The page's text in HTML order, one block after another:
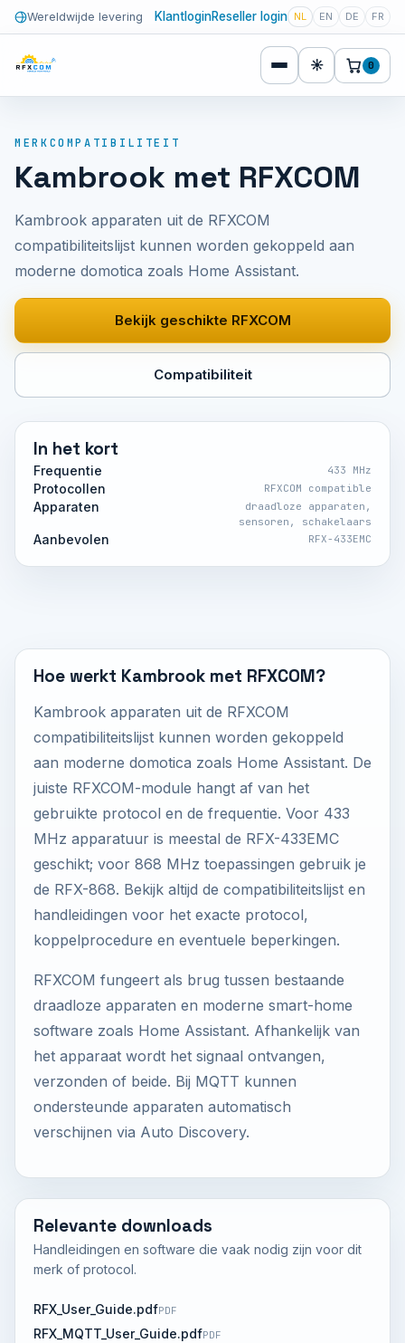
Wereldwijde levering KlantloginReseller login NL EN DE FR
☀ 0
MERKCOMPATIBILITEIT
Kambrook met RFXCOM
Kambrook apparaten uit de RFXCOM
compatibiliteitslijst kunnen worden gekoppeld aan
moderne domotica zoals Home Assistant.
Bekijk geschikte RFXCOM
Compatibiliteit
In het kort
Frequentie 433 MHz
Protocollen RFXCOM compatible
Apparaten
draadloze apparaten,
sensoren, schakelaars
Aanbevolen RFX-433EMC
Hoe werkt Kambrook met RFXCOM?
Kambrook apparaten uit de RFXCOM
compatibiliteitslijst kunnen worden gekoppeld
aan moderne domotica zoals Home Assistant. De
juiste RFXCOM-module hangt af van het
gebruikte protocol en de frequentie. Voor 433
MHz apparatuur is meestal de RFX-433EMC
geschikt; voor 868 MHz toepassingen gebruik je
de RFX-868. Bekijk altijd de compatibiliteitslijst en
handleidingen voor het exacte protocol,
koppelprocedure en eventuele beperkingen.
RFXCOM fungeert als brug tussen bestaande
draadloze apparaten en moderne smart-home
software zoals Home Assistant. Afhankelijk van
het apparaat wordt het signaal ontvangen,
verzonden of beide. Bij MQTT kunnen
ondersteunde apparaten automatisch
verschijnen via Auto Discovery.
Relevante downloads
Handleidingen en software die vaak nodig zijn voor dit
merk of protocol.
RFX_User_Guide.pdfPDF
RFX_MQTT_User_Guide.pdfPDF